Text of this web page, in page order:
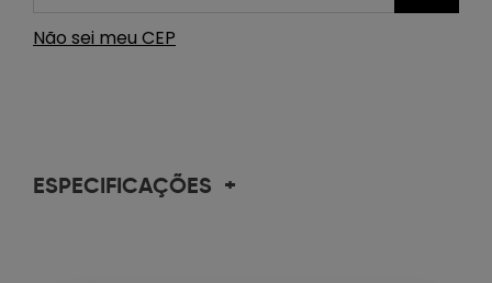
Não sei meu CEP
ESPECIFICAÇÕES +